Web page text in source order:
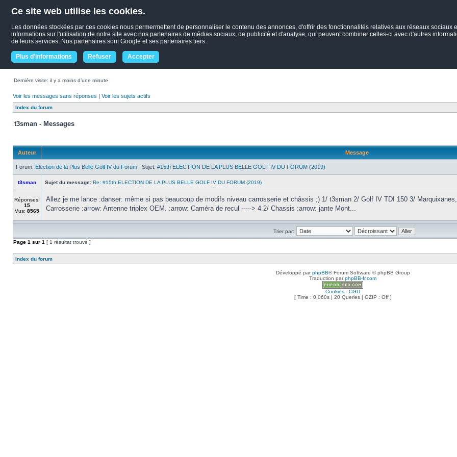
Ce site web utilise les cookies.
Les données stockées par ces cookies nous permermettent de personnaliser le contenu des annonces, d'offrir des fonctionnalités relatives aux réseaux
informations sur l'utilisation de notre site avec nos partenaires de médias sociaux, de publicité et d'analyse, qui peuvent combiner celles-ci avec d'autres
de leurs services. Nos partenaires sont Google et ses partenaires tiers.
Plus d'informations Refuser Accepter
Dernière visite: il y a moins d’une minute
Voir les messages sans réponses | Voir les sujets actifs
Index du forum
t3sman - Messages
Auteur Message
Forum: Election de la Plus Belle Golf IV du Forum Sujet: #15th ELECTION DE LA PLUS BELLE GOLF IV DU FORUM (2019)
t3sman Sujet du message: Re: #15th ELECTION DE LA PLUS BELLE GOLF IV DU FORUM (2019)
Réponses:
15
Vus: 8565
Allez je me lance :danser: même si pas beaucoup de modifs niveau carrosserie et châssis ;) 1/ t3sman 2/ Golf IV TDI 150 3/
Carrosserie :arrow: Antenne triplex OEM. :arrow: Caméra de recul -----> 4.2/ Chassis :arrow: jante Mont...
Trier par:
Page 1 sur 1 [ 1 résultat trouvé ]
Index du forum
Développé parphpBB® Forum Software © phpBB Group
Traduction parphpBB-fr.com
Cookies - CGU
[ Time : 0.060s | 20 Queries | GZIP : Off ]